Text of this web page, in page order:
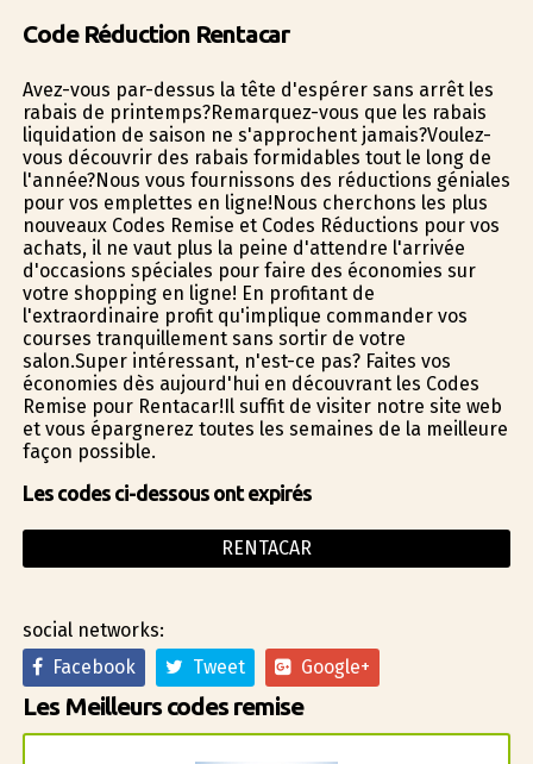
Code Réduction Rentacar
Avez-vous par-dessus la tête d'espérer sans arrêt les
rabais de printemps?Remarquez-vous que les rabais
liquidation de saison ne s'approchent jamais?Voulez-
vous découvrir des rabais formidables tout le long de
l'année?Nous vous fournissons des réductions géniales
pour vos emplettes en ligne!Nous cherchons les plus
nouveaux Codes Remise et Codes Réductions pour vos
achats, il ne vaut plus la peine d'attendre l'arrivée
d'occasions spéciales pour faire des économies sur
votre shopping en ligne! En profitant de
l'extraordinaire profit qu'implique commander vos
courses tranquillement sans sortir de votre
salon.Super intéressant, n'est-ce pas? Faites vos
économies dès aujourd'hui en découvrant les Codes
Remise pour Rentacar!Il suffit de visiter notre site web
et vous épargnerez toutes les semaines de la meilleure
façon possible.
Les codes ci-dessous ont expirés
RENTACAR
social networks:
Facebook
Tweet Google+
Les Meilleurs codes remise